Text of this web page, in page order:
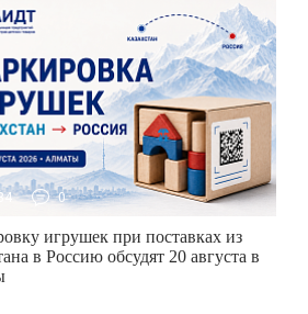
0
игрушек при поставках из
в Россию обсудят 20 августа в